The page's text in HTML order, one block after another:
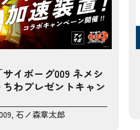
イボーグ009 ネメシ
わプレゼントキャン
, 石ノ森章太郎